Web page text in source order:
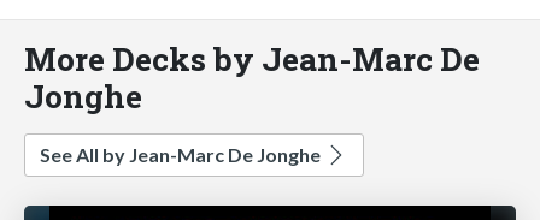
More Decks by Jean-Marc De
Jonghe
See All by Jean-Marc De Jonghe